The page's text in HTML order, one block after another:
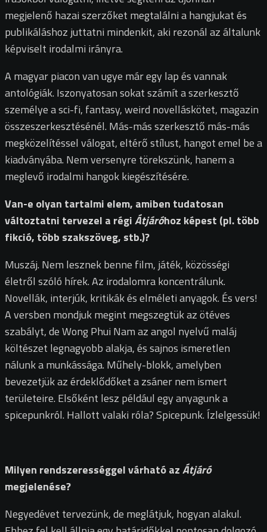
megjelenő hazai szerzőket megtalálni a hangjukat és
publikáláshoz juttatni mindenkit, aki rezonál az általunk
képviselt irodalmi irányra.
A magyar piacon van ugye már egy lap és vannak
antológiák. Iszonyatosan sokat számít a szerkesztő
személye a sci-fi, fantasy, weird novelláskötet, magazin
összeszerkesztésénél. Más-más szerkesztő más-más
megközelítéssel válogat, eltérő stílust, hangot emel be a
kiadványába. Nem versenyre törekszünk, hanem a
meglevő irodalmi hangok kiegészítésére.
Van-e olyan tartalmi elem, amiben tudatosan
változtatni tervezel a régiÁtjáróhoz képest (pl. több
fikció, több szakszöveg, stb.)?
Muszáj. Nem lesznek benne film, játék, közösségi
életről szóló hírek. Az irodalomra koncentrálunk.
Novellák, interjúk, kritikák és elméleti anyagok. És vers!
A versben mondjuk megint megszegtük az ötéves
szabályt, de Wong Phui Nam az angol nyelvű maláj
költészet legnagyobb alakja, és sajnos ismeretlen
nálunk a munkássága. Műhely-blokk, amelyben
bevezetjük az érdeklődőket a zsáner nem ismert
területeire. Elsőként lesz például egy anyagunk a
spicepunkról. Hallott valaki róla? Spicepunk. Ízlelgessük!
Milyen rendszerességgel várható azÁtjáró
megjelenése?
Negyedévet tervezünk, de meglátjuk, hogyan alakul.